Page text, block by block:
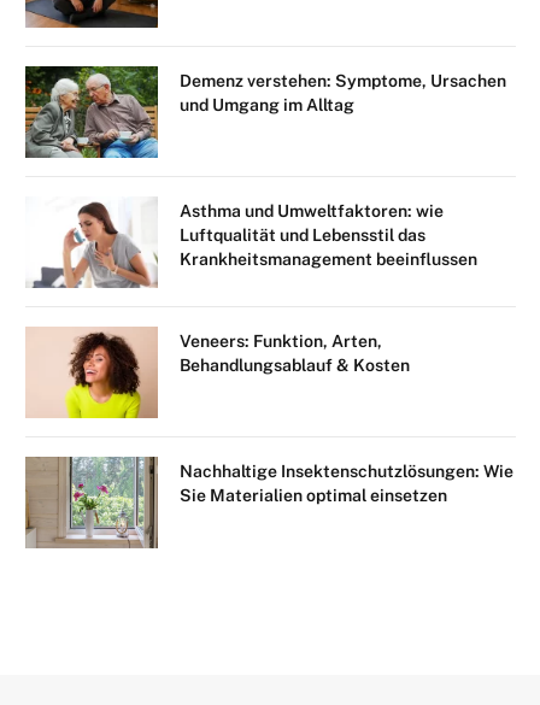
Demenz verstehen: Symptome, Ursachen
und Umgang im Alltag
Asthma und Umweltfaktoren: wie
Luftqualität und Lebensstil das
Krankheitsmanagement beeinflussen
Veneers: Funktion, Arten,
Behandlungsablauf & Kosten
Nachhaltige Insektenschutzlösungen: Wie
Sie Materialien optimal einsetzen